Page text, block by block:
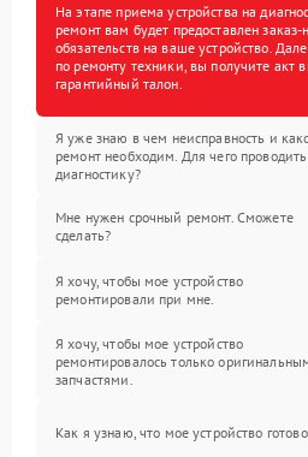
На этапе приема устройства на
ремонт вам будет предоставлен
обязательств на ваше устройство.
по ремонту техники, вы получите акт
гарантийный талон.
Я уже знаю в чем неисправность и
ремонт необходим. Для чего проводить
диагностику?
Мне нужен срочный ремонт. Сможете
сделать?
Я хочу, чтобы мое устройство
ремонтировали при мне.
Я хочу, чтобы мое устройство
ремонтировалось только
запчастями.
Как я узнаю, что мое устройство